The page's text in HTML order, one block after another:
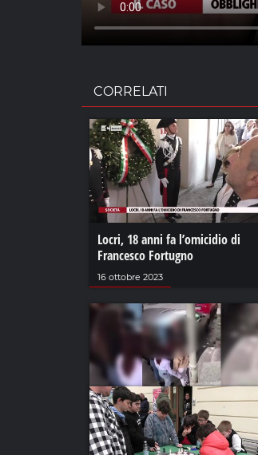
CORRELATI
Locri, 18 anni fa l’omicidio di
Francesco Fortugno
16 ottobre 2023
Violenta aggressione a Vibo
23 novembre 2023